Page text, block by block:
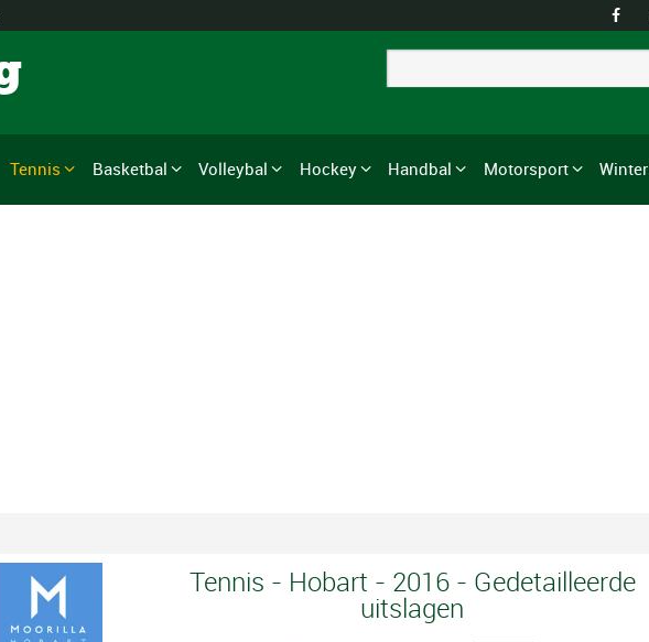

Tennis Basketbal Volleybal Hockey Handbal Motorsport Winter
Tennis - Hobart - 2016 - Gedetailleerde
uitslagen